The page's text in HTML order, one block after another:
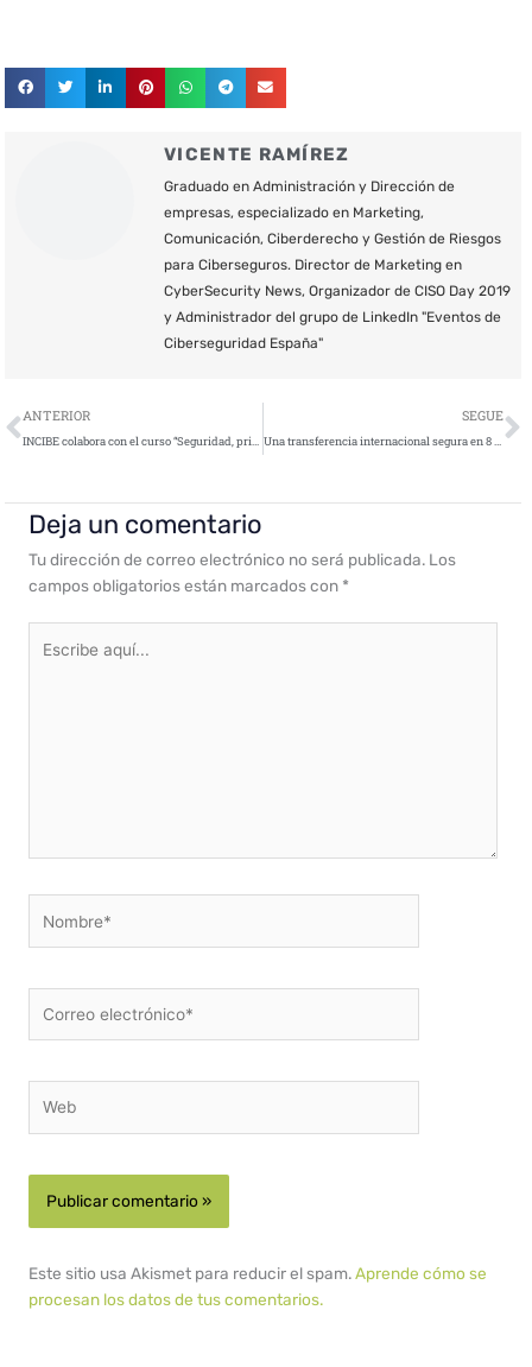
VICENTE RAMÍREZ
Graduado en Administración y Dirección de
empresas, especializado en Marketing,
Comunicación, Ciberderecho y Gestión de Riesgos
para Ciberseguros. Director de Marketing en
CyberSecurity News, Organizador de CISO Day 2019
y Administrador del grupo de LinkedIn "Eventos de
Ciberseguridad España"
Ant
ANTERIOR
INCIBE colabora con el curso “Seguridad, privacidad e identidad digital en el entorno escolar”
SEGUE
Una transferencia internacional segura en 8 segundos, gracias al Blockchain
Deja un comentario
Tu dirección de correo electrónico no será publicada. Los
campos obligatorios están marcados con *
aquí...
electrónico*
Este sitio usa Akismet para reducir el spam.Aprende cómo se
procesan los datos de tus comentarios.